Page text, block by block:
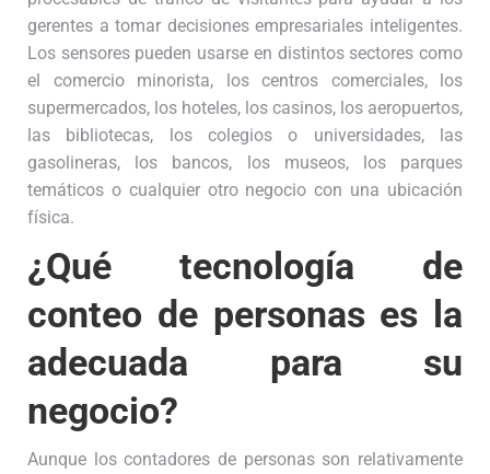
gerentes a tomar decisiones empresariales inteligentes.
Los sensores pueden usarse en distintos sectores como
el comercio minorista, los centros comerciales, los
supermercados, los hoteles, los casinos, los aeropuertos,
las bibliotecas, los colegios o universidades, las
gasolineras, los bancos, los museos, los parques
temáticos o cualquier otro negocio con una ubicación
física.
¿Qué tecnología de
conteo de personas es la
adecuada para su
negocio?
Aunque los contadores de personas son relativamente